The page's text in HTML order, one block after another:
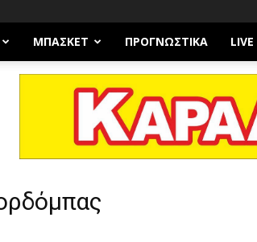
ΜΠΆΣΚΕΤ ΠΡΟΓΝΩΣΤΙΚΑ LIVE